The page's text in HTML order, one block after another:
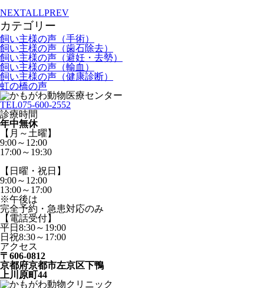
NEXTALLPREV
カテゴリー
飼い主様の声（手術）
飼い主様の声（歯石除去）
飼い主様の声（避妊・去勢）
飼い主様の声（輸血）
飼い主様の声（健康診断）
虹の橋の声
TEL075-600-2552
診療時間
年中無休
【月～土曜】
9:00～12:00
17:00～19:30
【日曜・祝日】
9:00～12:00
13:00～17:00
※午後は
完全予約・急患対応のみ
【電話受付】
平日8:30～19:00
日祝8:30～17:00
アクセス
〒606-0812
京都府京都市左京区下鴨
上川原町44